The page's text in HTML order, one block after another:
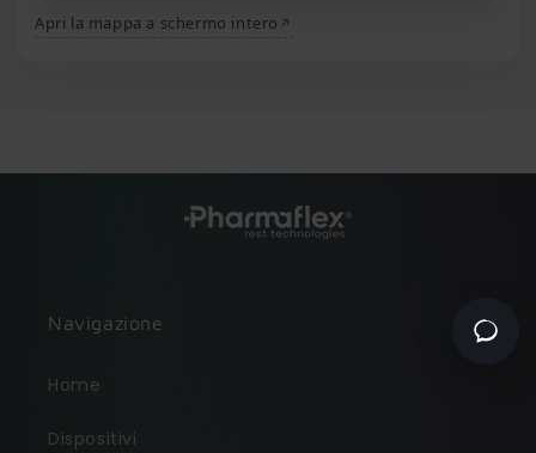
Apri la mappa a schermo intero
Assistenza per un
Navigazione
Home
Dispositivi